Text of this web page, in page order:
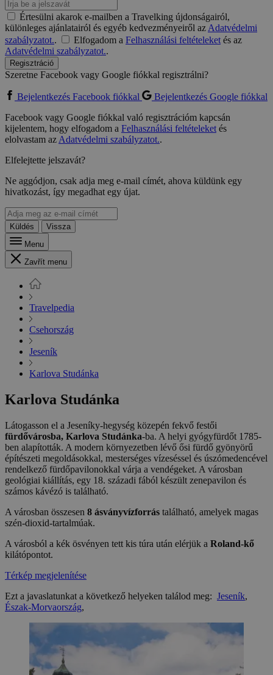
Értesülni akarok e-mailben a Travelking újdonságairól,
különleges ajánlatairól és egyéb kedvezményeiről azAdatvédelmi
szabályzatot.. Elfogadom a Felhasználási feltételeketés az
Adatvédelmi szabályzatot..
Regisztráció
Szeretne Facebook vagy Google fiókkal regisztrálni?
Bejelentkezés Facebook fiókkal
Bejelentkezés Google fiókkal
Facebook vagy Google fiókkal való regisztrációm kapcsán
kijelentem, hogy elfogadom a Felhasználási feltételeketés
elolvastam azAdatvédelmi szabályzatot..
Elfelejtette jelszavát?
Ne aggódjon, csak adja meg e-mail címét, ahova küldünk egy
hivatkozást, így megadhat egy újat.
Küldés
Vissza
Menu
Zavřít menu
Travelpedia
Csehország
Jeseník
Karlova Studánka
Karlova Studánka
Látogasson el a Jeseníky-hegység közepén fekvő festői
fürdővárosba, Karlova Studánka-ba. A helyi gyógyfürdőt 1785-
ben alapították. A modern környezetben lévő ősi fürdő gyönyörű
építészeti megoldásokkal, mesterséges vízeséssel és úszómedencével
rendelkező fürdőpavilonokkal várja a vendégeket. A városban
geológiai kiállítás, egy 18. századi fából készült zenepavilon és
számos kávézó is található.
A városban összesen 8 ásványvízforrás található, amelyek magas
szén-dioxid-tartalmúak.
A városból a kék ösvényen tett kis túra után elérjük a Roland-kő
kilátópontot.
Térkép megjelenítése
Ezt a javaslatunkat a következő helyeken találod meg: Jeseník,
Észak-Morvaország,